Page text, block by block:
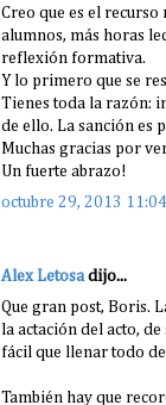
Creo que es el recurso
alumnos, más horas
reflexión formativa.
Y lo primero que se
Tienes toda la razón:
de ello. La sanción es
Muchas gracias por
Un fuerte abrazo!
octubre 29, 2013
Alex Letosadijo...
Que gran post, Boris.
la actación del acto,
fácil que llenar todo
También hay que